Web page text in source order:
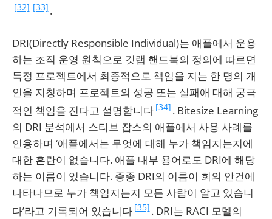
[32] [33] .
DRI(Directly Responsible Individual)는 애플에서 운용
하는 조직 운영 원칙으로 깃랩 핸드북의 정의에 따르면
특정 프로젝트에서 최종적으로 책임을 지는 한 명의 개
인을 지칭하며 프로젝트의 성공 또는 실패애 대해 궁극
적인 책임을 진다고 설명합니다 [34] . Bitesize Learning
의 DRI 분석에서 스티브 잡스의 애플에서 사용 사례를
인용하며 ‘애플에서는 무엇에 대해 누가 책임지는지에
대한 혼란이 없습니다. 애플 내부 용어로도 DRI에 해당
하는 이름이 있습니다. 종종 DRI의 이름이 회의 안건에
나타나므로 누가 책임지는지 모든 사람이 알고 있습니
다’라고 기록되어 있습니다 [35] . DRI는 RACI 모델의